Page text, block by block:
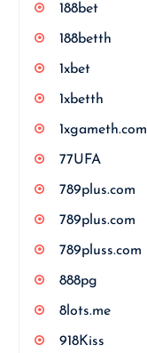
188bet
188betth
1xbet
1xbetth
1xgameth.com
77UFA
789plus.com
789plus.com
789pluss.com
888pg
8lots.me
918Kiss